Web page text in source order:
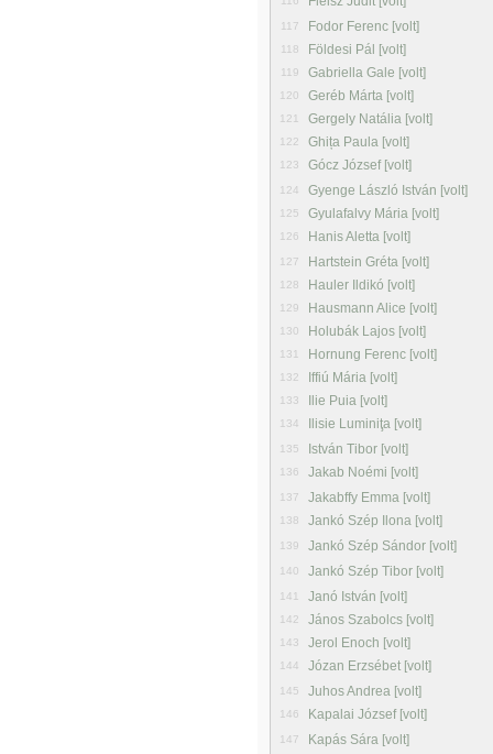
117 Fodor Ferenc [volt]
118 Földesi Pál [volt]
119 Gabriella Gale [volt]
120 Geréb Márta [volt]
121 Gergely Natália [volt]
122 Ghița Paula [volt]
123 Gócz József [volt]
124 Gyenge László István [volt]
125 Gyulafalvy Mária [volt]
126 Hanis Aletta [volt]
127 Hartstein Gréta [volt]
128 Hauler Ildikó [volt]
129 Hausmann Alice [volt]
130 Holubák Lajos [volt]
131 Hornung Ferenc [volt]
132 Iffiú Mária [volt]
133 Ilie Puia [volt]
134 Ilisie Luminiţa [volt]
135 István Tibor [volt]
136 Jakab Noémi [volt]
137 Jakabffy Emma [volt]
138 Jankó Szép Ilona [volt]
139 Jankó Szép Sándor [volt]
140 Jankó Szép Tibor [volt]
141 Janó István [volt]
142 János Szabolcs [volt]
143 Jerol Enoch [volt]
144 Józan Erzsébet [volt]
145 Juhos Andrea [volt]
146 Kapalai József [volt]
147 Kapás Sára [volt]